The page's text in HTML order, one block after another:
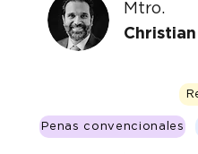
Mtro.
Penas convencionales